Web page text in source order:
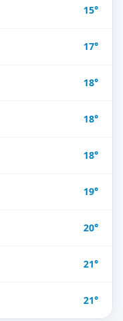
15°
17°
18°
18°
18°
19°
20°
21°
21°